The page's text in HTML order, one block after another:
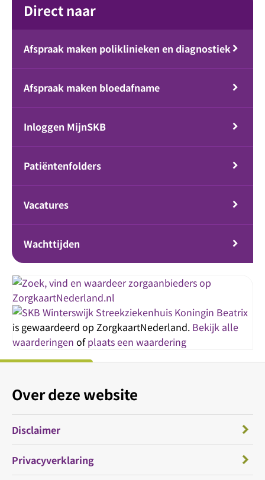
Direct naar
Afspraak maken poliklinieken en diagnostiek
Afspraak maken bloedafname
Inloggen MijnSKB
Patiëntenfolders
Vacatures
Wachttijden
Streekziekenhuis Koningin Beatrix
is gewaardeerd op ZorgkaartNederland. Bekijk alle
waarderingen ofplaats een waardering
Over deze website
Disclaimer
Privacyverklaring